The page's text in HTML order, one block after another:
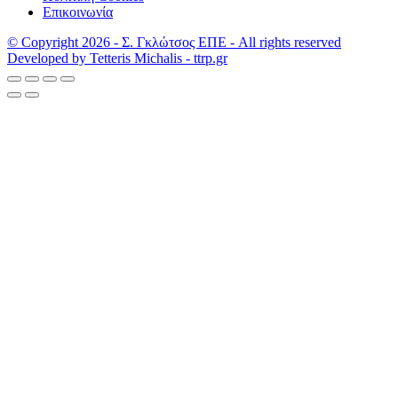
Επικοινωνία
© Copyright 2026 - Σ. Γκλώτσος ΕΠΕ - All rights reserved
Developed by Tetteris Michalis - ttrp.gr